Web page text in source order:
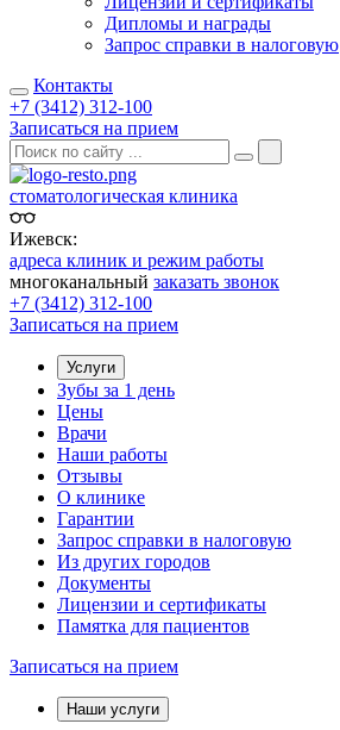
Дипломы и награды
Запрос справки в налоговую
Контакты
+7 (3412) 312-100
Записаться на прием
стоматологическая клиника
Ижевск:
адреса клиник и режим работы
многоканальный заказать звонок
+7 (3412) 312-100
Записаться на прием
Услуги
Зубы за 1 день
Цены
Врачи
Наши работы
Отзывы
О клинике
Гарантии
Запрос справки в налоговую
Из других городов
Документы
Лицензии и сертификаты
Памятка для пациентов
Записаться на прием
Наши услуги